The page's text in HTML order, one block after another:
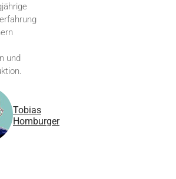
und
Tobias
Homburger